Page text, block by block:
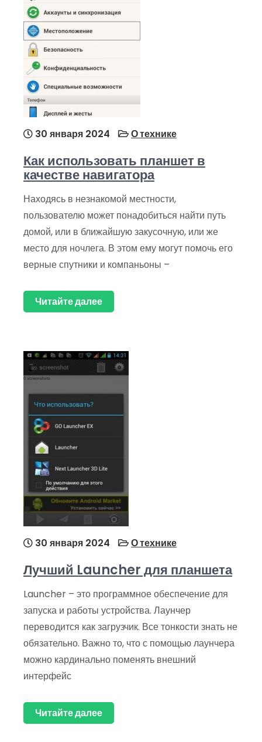
30 января 2024 О технике
Как использовать планшет в
качестве навигатора
Находясь в незнакомой местности,
пользователю может понадобиться найти путь
домой, или в ближайшую закусочную, или же
место для ночлега. В этом ему могут помочь его
верные спутники и компаньоны –
Читайте далее
30 января 2024 О технике
Лучший Launcher для планшета
Launcher – это программное обеспечение для
запуска и работы устройства. Лаунчер
переводится как загрузчик. Все тонкости знать не
обязательно. Важно то, что с помощью лаунчера
можно кардинально поменять внешний
интерфейс
Читайте далее